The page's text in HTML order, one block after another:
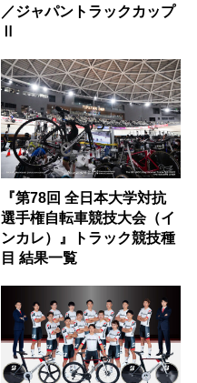
／ジャパントラックカップ
Ⅱ
『第78回 全日本大学対抗
選手権自転車競技大会（イ
ンカレ）』トラック競技種
目 結果一覧